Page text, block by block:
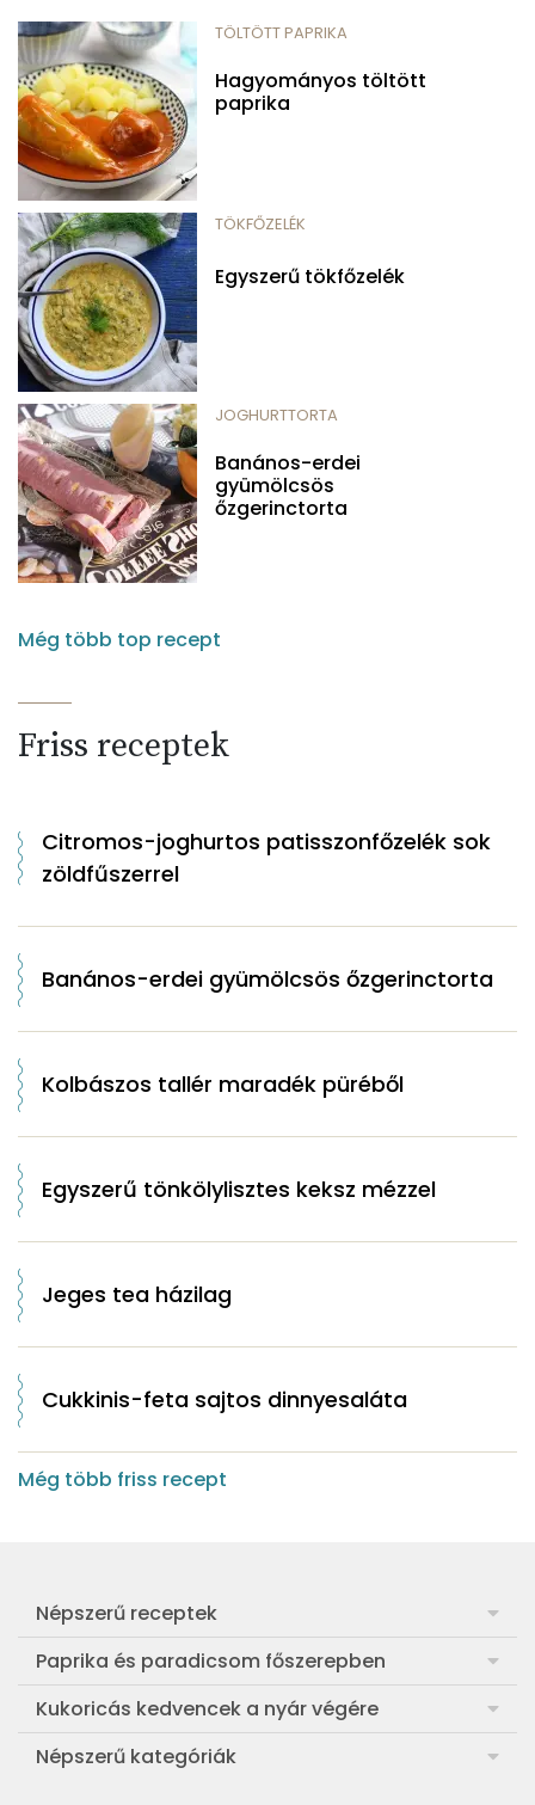
TÖLTÖTT PAPRIKA
Hagyományos töltött
paprika
TÖKFŐZELÉK
Egyszerű tökfőzelék
JOGHURTTORTA
Banános-erdei
gyümölcsös
őzgerinctorta
Még több top recept
Friss receptek
Citromos-joghurtos patisszonfőzelék sok
zöldfűszerrel
Banános-erdei gyümölcsös őzgerinctorta
Kolbászos tallér maradék püréből
Egyszerű tönkölylisztes keksz mézzel
Jeges tea házilag
Cukkinis-feta sajtos dinnyesaláta
Még több friss recept
Népszerű receptek
Frankfurti leves
Egyszerű muffin
Aranygaluska
Paprika és paradicsom főszerepben
Pan con Tomate
Paradicsom és paprika eltevése télre
Kukoricás kedvencek a nyár végére
Legfinomabb főtt kukorica
Népszerű kategóriák